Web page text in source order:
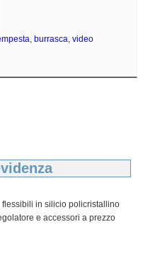
, burrasca, video
in silicio policristallino
e accessori a prezzo